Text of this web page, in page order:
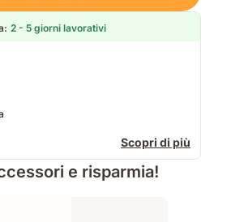
: 2 - 5 giorni lavorativi
Scopri di più
e risparmia!